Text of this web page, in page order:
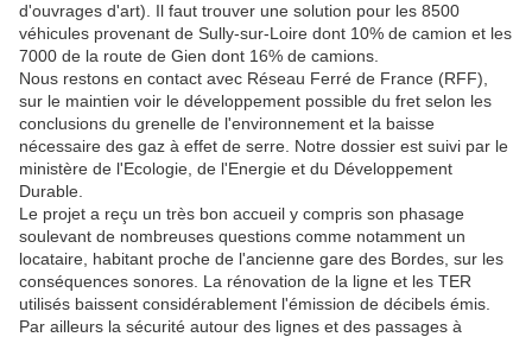
d'ouvrages d'art). Il faut trouver une solution pour les 8500
véhicules provenant de Sully-sur-Loire dont 10% de camion et les
7000 de la route de Gien dont 16% de camions.
Nous restons en contact avec Réseau Ferré de France (RFF),
sur le maintien voir le développement possible du fret selon les
conclusions du grenelle de l'environnement et la baisse
nécessaire des gaz à effet de serre. Notre dossier est suivi par le
ministère de l'Ecologie, de l'Energie et du Développement
Durable.
Le projet a reçu un très bon accueil y compris son phasage
soulevant de nombreuses questions comme notamment un
locataire, habitant proche de l'ancienne gare des Bordes, sur les
conséquences sonores. La rénovation de la ligne et les TER
utilisés baissent considérablement l'émission de décibels émis.
Par ailleurs la sécurité autour des lignes et des passages à